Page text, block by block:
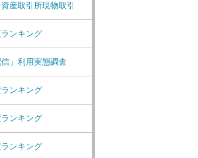
産取引所現物取引
ランキング
信」利用実態調査
ランキング
ランキング
ランキング